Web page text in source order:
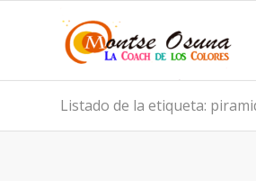
Listado de la etiqueta: